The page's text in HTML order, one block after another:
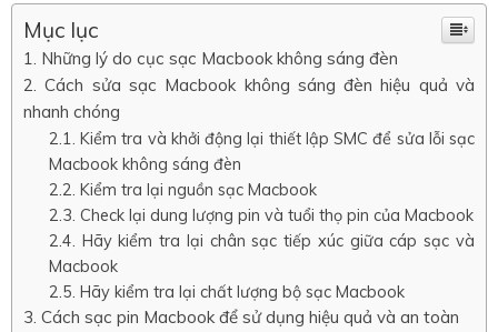
Mục lục
Những lý do cục sạc Macbook không sáng đèn
Cách sửa sạc Macbook không sáng đèn hiệu quả và
nhanh chóng
Kiểm tra và khởi động lại thiết lập SMC để sửa lỗi sạc
Macbook không sáng đèn
Kiểm tra lại nguồn sạc Macbook
Check lại dung lượng pin và tuổi thọ pin của Macbook
Hãy kiểm tra lại chân sạc tiếp xúc giữa cáp sạc và
Macbook
Hãy kiểm tra lại chất lượng bộ sạc Macbook
Cách sạc pin Macbook để sử dụng hiệu quả và an toàn